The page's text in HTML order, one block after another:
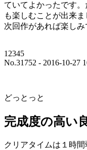
ていてよかったです
も楽しむことが出来ま
次回作があれば楽しみ
12345
No.31752 - 2016-10-27
どっとっと
完成度の高い
クリアタイムは１時